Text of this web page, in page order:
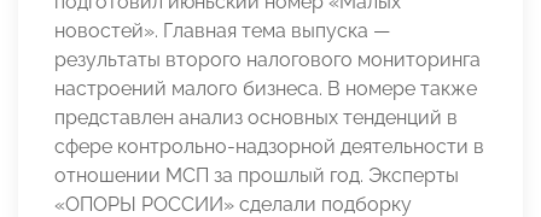
новостей». Главная тема выпуска —
результаты второго налогового мониторинга
настроений малого бизнеса. В номере также
представлен анализ основных тенденций в
сфере контрольно-надзорной деятельности в
отношении МСП за прошлый год. Эксперты
«ОПОРЫ РОССИИ» сделали подборку